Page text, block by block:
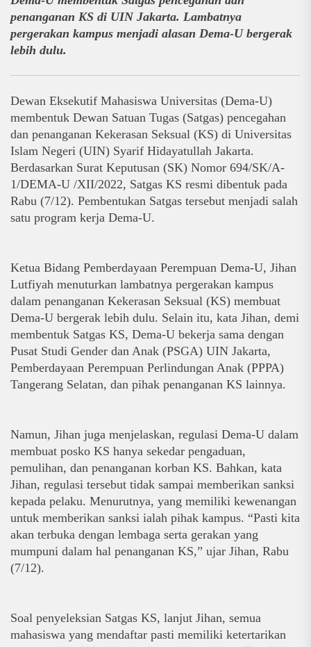
penanganan KS di UIN Jakarta. Lambatnya
pergerakan kampus menjadi alasan Dema-U bergerak
lebih dulu.
Dewan Eksekutif Mahasiswa Universitas (Dema-U)
membentuk Dewan Satuan Tugas (Satgas) pencegahan
dan penanganan Kekerasan Seksual (KS) di Universitas
Islam Negeri (UIN) Syarif Hidayatullah Jakarta.
Berdasarkan Surat Keputusan (SK) Nomor 694/SK/A-
1/DEMA-U /XII/2022, Satgas KS resmi dibentuk pada
Rabu (7/12). Pembentukan Satgas tersebut menjadi salah
satu program kerja Dema-U.
Ketua Bidang Pemberdayaan Perempuan Dema-U, Jihan
Lutfiyah menuturkan lambatnya pergerakan kampus
dalam penanganan Kekerasan Seksual (KS) membuat
Dema-U bergerak lebih dulu. Selain itu, kata Jihan, demi
membentuk Satgas KS, Dema-U bekerja sama dengan
Pusat Studi Gender dan Anak (PSGA) UIN Jakarta,
Pemberdayaan Perempuan Perlindungan Anak (PPPA)
Tangerang Selatan, dan pihak penanganan KS lainnya.
Namun, Jihan juga menjelaskan, regulasi Dema-U dalam
membuat posko KS hanya sekedar pengaduan,
pemulihan, dan penanganan korban KS. Bahkan, kata
Jihan, regulasi tersebut tidak sampai memberikan sanksi
kepada pelaku. Menurutnya, yang memiliki kewenangan
untuk memberikan sanksi ialah pihak kampus. “Pasti kita
akan terbuka dengan lembaga serta gerakan yang
mumpuni dalam hal penanganan KS,” ujar Jihan, Rabu
(7/12).
Soal penyeleksian Satgas KS, lanjut Jihan, semua
mahasiswa yang mendaftar pasti memiliki ketertarikan